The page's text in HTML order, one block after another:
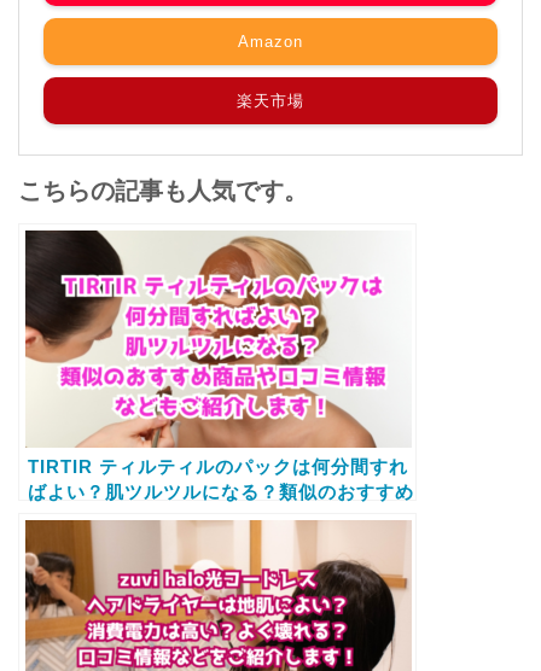
Amazon
楽天市場
こちらの記事も人気です。
TIRTIR ティルティルのパックは何分間すれ
ばよい？肌ツルツルになる？類似のおすすめ
商品や口コミ情報などもご紹介します！